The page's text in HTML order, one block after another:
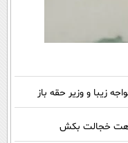
زیبا و وزیر حقه باز
خجالت بکش